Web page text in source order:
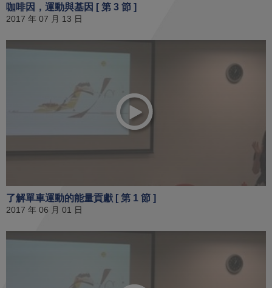
咖啡因，運動與基因 [ 第 3 節 ]
2017 年 07 月 13 日
了解單車運動的能量貢獻 [ 第 1 節 ]
2017 年 06 月 01 日